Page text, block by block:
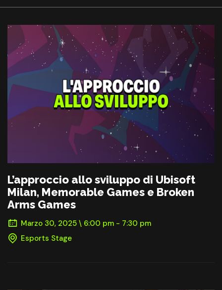
L’approccio allo sviluppo di Ubisoft
Milan, Memorable Games e Broken
Arms Games
Marzo 30, 2025 \ 6:00 pm - 7:30 pm
Esports Stage